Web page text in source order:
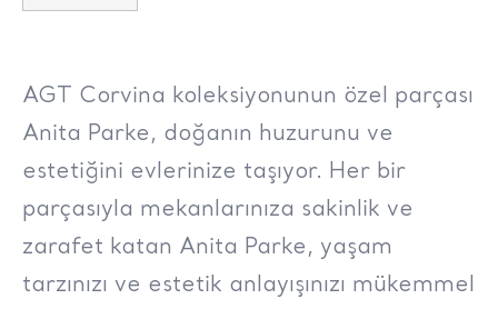
AGT Corvina koleksiyonunun özel parçası
Anita Parke, doğanın huzurunu ve
estetiğini evlerinize taşıyor. Her bir
parçasıyla mekanlarınıza sakinlik ve
zarafet katan Anita Parke, yaşam
tarzınızı ve estetik anlayışınızı mükemmel